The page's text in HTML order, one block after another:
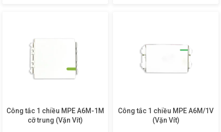
Công tắc 1 chiều MPE A6M-1M
cỡ trung (Vặn Vít)
Công tắc 1 chiều MPE A6M/1V
(Vặn Vít)